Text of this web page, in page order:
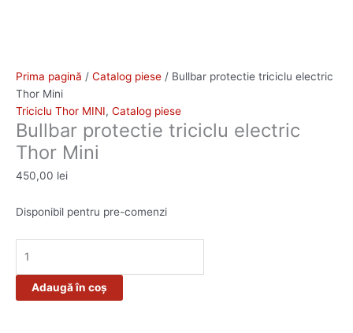
Prima pagină / Catalog piese / Bullbar protectie triciclu electric
Thor Mini
Triciclu Thor MINI, Catalog piese
Bullbar protectie triciclu electric
Thor Mini
450,00 lei
Disponibil pentru pre-comenzi
Adaugă în coș